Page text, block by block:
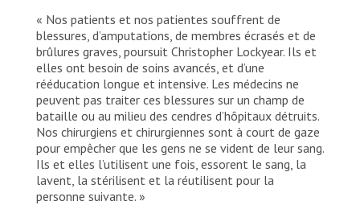
« Nos patients et nos patientes souffrent de
blessures, d’amputations, de membres écrasés et de
brûlures graves, poursuit Christopher Lockyear. Ils et
elles ont besoin de soins avancés, et d’une
rééducation longue et intensive. Les médecins ne
peuvent pas traiter ces blessures sur un champ de
bataille ou au milieu des cendres d’hôpitaux détruits.
Nos chirurgiens et chirurgiennes sont à court de gaze
pour empêcher que les gens ne se vident de leur sang.
Ils et elles l’utilisent une fois, essorent le sang, la
lavent, la stérilisent et la réutilisent pour la
personne suivante. »